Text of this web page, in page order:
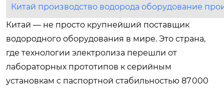
Китай производство водорода оборудование
Китай — не просто крупнейший поставщик
водородного оборудования в мире. Это страна,
где технологии электролиза перешли от
лабораторных прототипов к серийным
установкам с паспортной стабильностью 87 000